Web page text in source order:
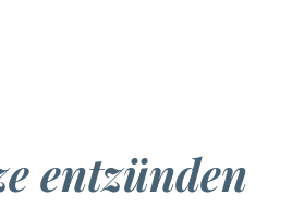
entzünden